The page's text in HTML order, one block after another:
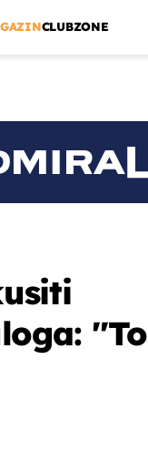
CLUBZONE
''To